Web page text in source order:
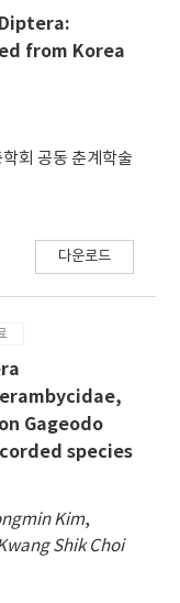
from Korea
회 공동 춘계학술
다운로드
Gageodo
species
Kim,
Shik Choi